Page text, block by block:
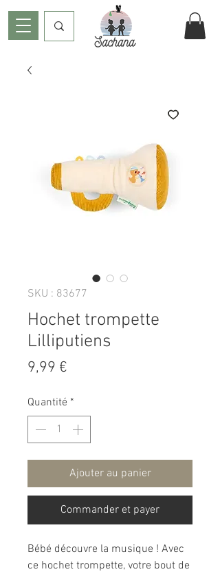
SKU : 83677
Hochet trompette
Lilliputiens
9,99 €
Quantité *
Ajouter au panier
Commander et payer
Bébé découvre la musique ! Avec
ce hochet trompette, votre bout de